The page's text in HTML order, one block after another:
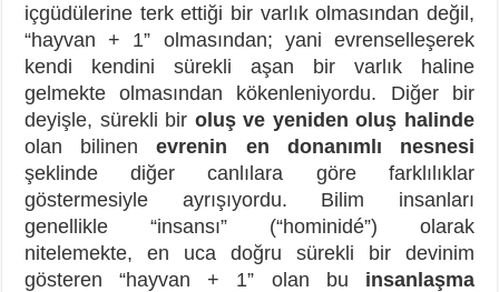
içgüdülerine terk ettiği bir varlık olmasından değil,
“hayvan + 1” olmasından; yani evrenselleşerek
kendi kendini sürekli aşan bir varlık haline
gelmekte olmasından kökenleniyordu. Diğer bir
deyişle, sürekli bir oluş ve yeniden oluş halinde
olan bilinenevrenin en donanımlı nesnesi
şeklinde diğer canlılara göre farklılıklar
göstermesiyle ayrışıyordu. Bilim insanları
genellikle “insansı” (“hominidé”) olarak
nitelemekte, en uca doğru sürekli bir devinim
gösteren “hayvan + 1” olan bu insanlaşma